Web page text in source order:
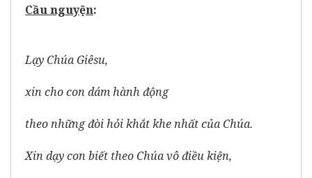
Cầu nguyện:
Lạy Chúa Giêsu,
xin cho con dám hành động
theo những đòi hỏi khắt khe nhất của Chúa.
Xin dạy con biết theo Chúa vô điều kiện,